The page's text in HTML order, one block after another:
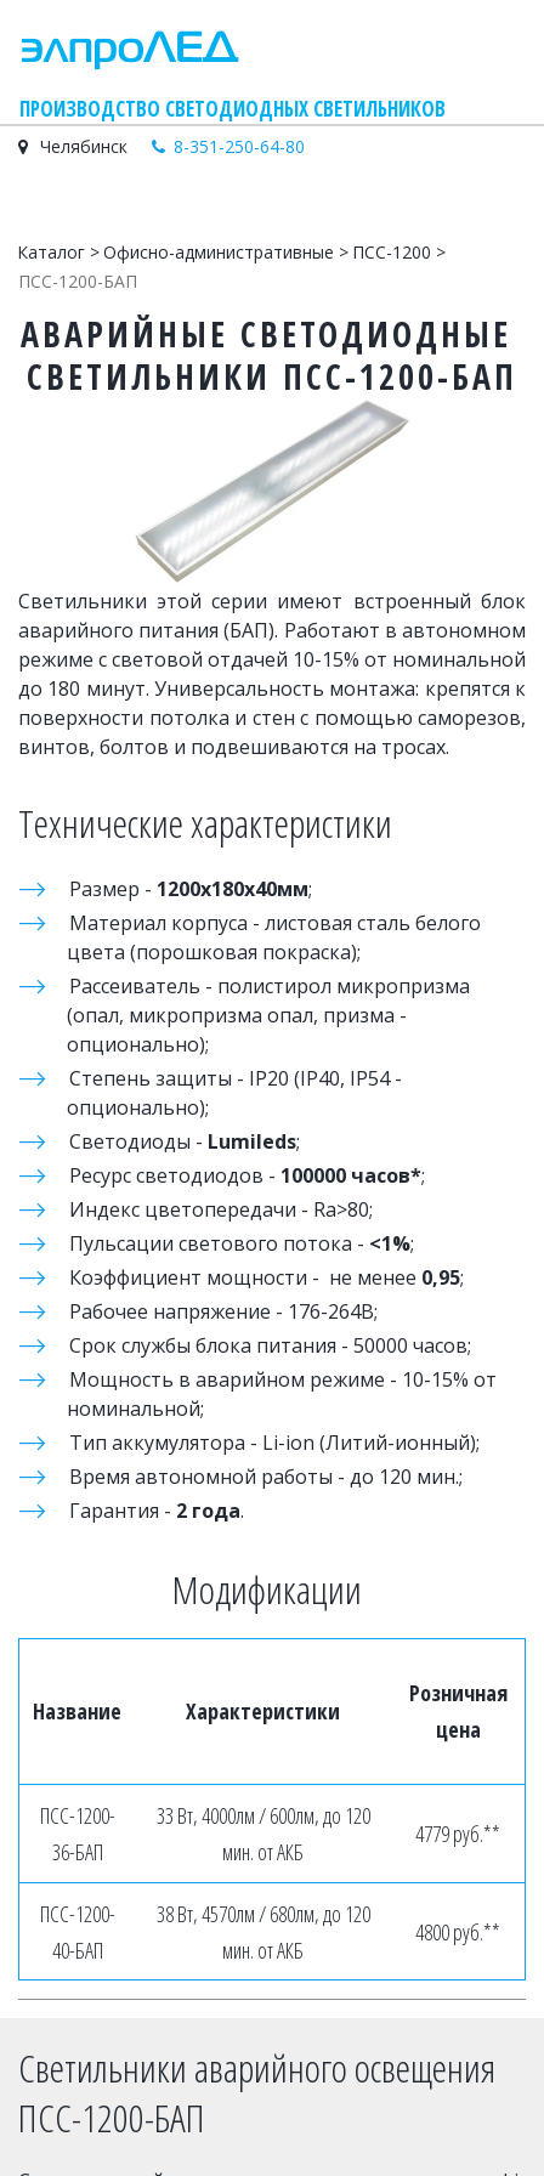
    ПРОИЗВОДСТВО СВЕТОДИОДНЫХ СВЕТИЛЬНИКОВ
Челябинск 8-351-250-64-80
Каталог > Офисно-административные > ПСС-1200
>
ПСС-1200-БАП
АВАРИЙНЫЕ СВЕТОДИОДНЫЕ
СВЕТИЛЬНИКИ ПСС-1200-БАП
Светильники этой серии имеют встроенный блок
аварийного питания (БАП). Работают в автономном
режиме с световой отдачей 10-15% от номинальной
до 180 минут. Универсальность монтажа: крепятся к
поверхности потолка и стен с помощью саморезов,
винтов, болтов и подвешиваются на тросах.
Технические характеристики
Размер - 1200х180х40мм;
Материал корпуса - листовая сталь белого
цвета (порошковая покраска);
Рассеиватель - полистирол микропризма
(опал, микропризма опал, призма -
опционально);
Степень защиты - IP20 (IP40, IP54 -
опционально);
Светодиоды - Lumileds;
Ресурс светодиодов - 100000 часов*;
Индекс цветопередачи - Ra>80;
Пульсации светового потока - <1%;
Коэффициент мощности -  не менее 0,95;
Рабочее напряжение - 176-264В;
Срок службы блока питания - 50000 часов;
Мощность в аварийном режиме - 10-15% от
номинальной;
Тип аккумулятора - Li-ion (Литий-ионный);
Время автономной работы - до 120 мин.;
Гарантия - 2 года.
Модификации
Название Характеристики
Розничная
цена
ПСС-1200-
36-БАП
33 Вт, 4000лм / 600лм, до 120
мин. от АКБ
4779 руб.**
ПСС-1200-
40-БАП
38 Вт, 4570лм / 680лм, до 120
мин. от АКБ
4800 руб.**
Светильники аварийного освещения
ПСС-1200-БАП